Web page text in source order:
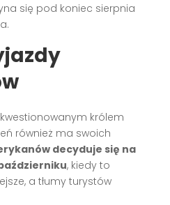
się pod koniec sierpnia
królem
również ma swoich
decyduje się na
, kiedy to
a tłumy turystów